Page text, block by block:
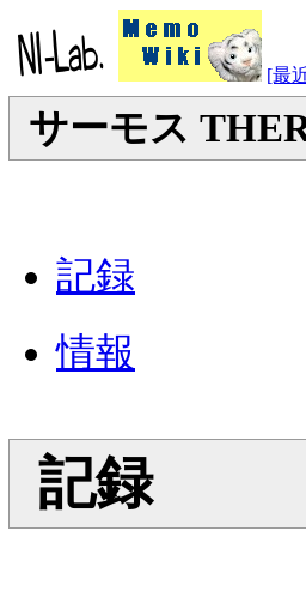
[最
サーモス
記録
情報
記録